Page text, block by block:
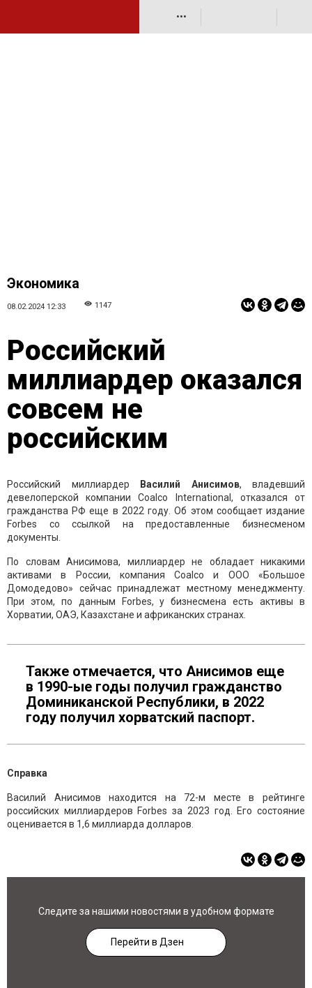
•••
Экономика
08.02.2024 12:33 1147
Российский
миллиардер оказался
совсем не
российским
Российский миллиардер Василий Анисимов, владевший
девелоперской компании Coalco International, отказался от
гражданства РФ еще в 2022 году. Об этом сообщает издание
Forbes со ссылкой на предоставленные бизнесменом
документы.
По словам Анисимова, миллиардер не обладает никакими
активами в России, компания Coalco и ООО «Большое
Домодедово» сейчас принадлежат местному менеджменту.
При этом, по данным Forbes, у бизнесмена есть активы в
Хорватии, ОАЭ, Казахстане и африканских странах.
Также отмечается, что Анисимов еще
в 1990-ые годы получил гражданство
Доминиканской Республики, в 2022
году получил хорватский паспорт.
Справка
Василий Анисимов находится на 72-м месте в рейтинге
российских миллиардеров Forbes за 2023 год. Его состояние
оценивается в 1,6 миллиарда долларов.
Следите за нашими новостями в удобном формате
Перейти в Дзен